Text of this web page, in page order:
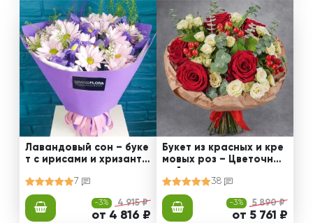
Лавандовый сон – буке
т с ирисами и хризанте
7
-3% 4 915 ₽
от 4 816 ₽
Букет из красных и кре
мовых роз – Цветочный
38
-3% 5 890 ₽
от 5 761 ₽